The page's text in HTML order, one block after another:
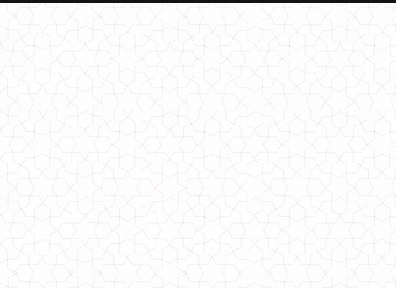
Жіночі модні рвані джинси із високою талією
750.00грн.